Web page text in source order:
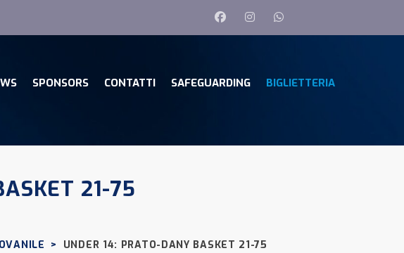
SPONSORS CONTATTI SAFEGUARDING BIGLIETTERIA
21-75
> UNDER 14: PRATO-DANY BASKET 21-75